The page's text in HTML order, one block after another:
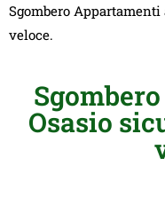
Sgombero Appartamenti
veloce.
Osasio